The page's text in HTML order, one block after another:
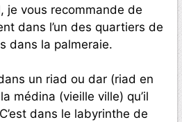
je vous recommande de
dans l’un des quartiers de
dans la palmeraie.
un riad ou dar (riad en
médina (vieille ville) qu’il
dans le labyrinthe de